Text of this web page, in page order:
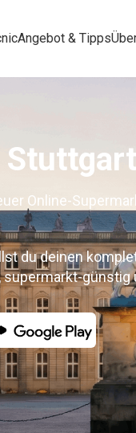
Angebot & Tipps
Online-
du deinen